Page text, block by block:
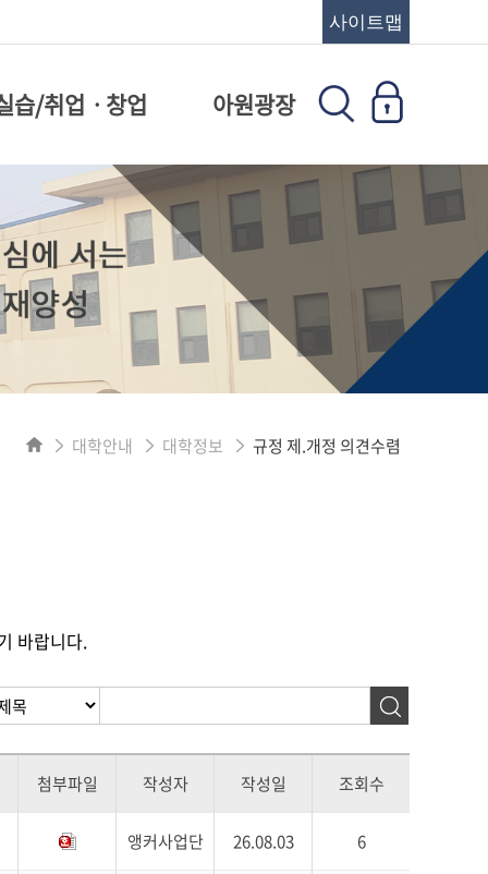
사이트맵
습/취업ㆍ창업 아원광장
대학안내 대학정보 규정 제.개정 의견수렴
바랍니다.
첨부파일 작성자 작성일 조회수
앵커사업단 26.08.03 6